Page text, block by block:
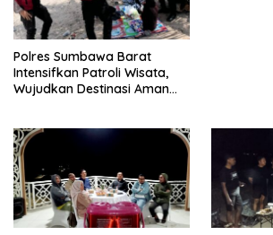
Polres Sumbawa Barat
Intensifkan Patroli Wisata,
Wujudkan Destinasi Aman